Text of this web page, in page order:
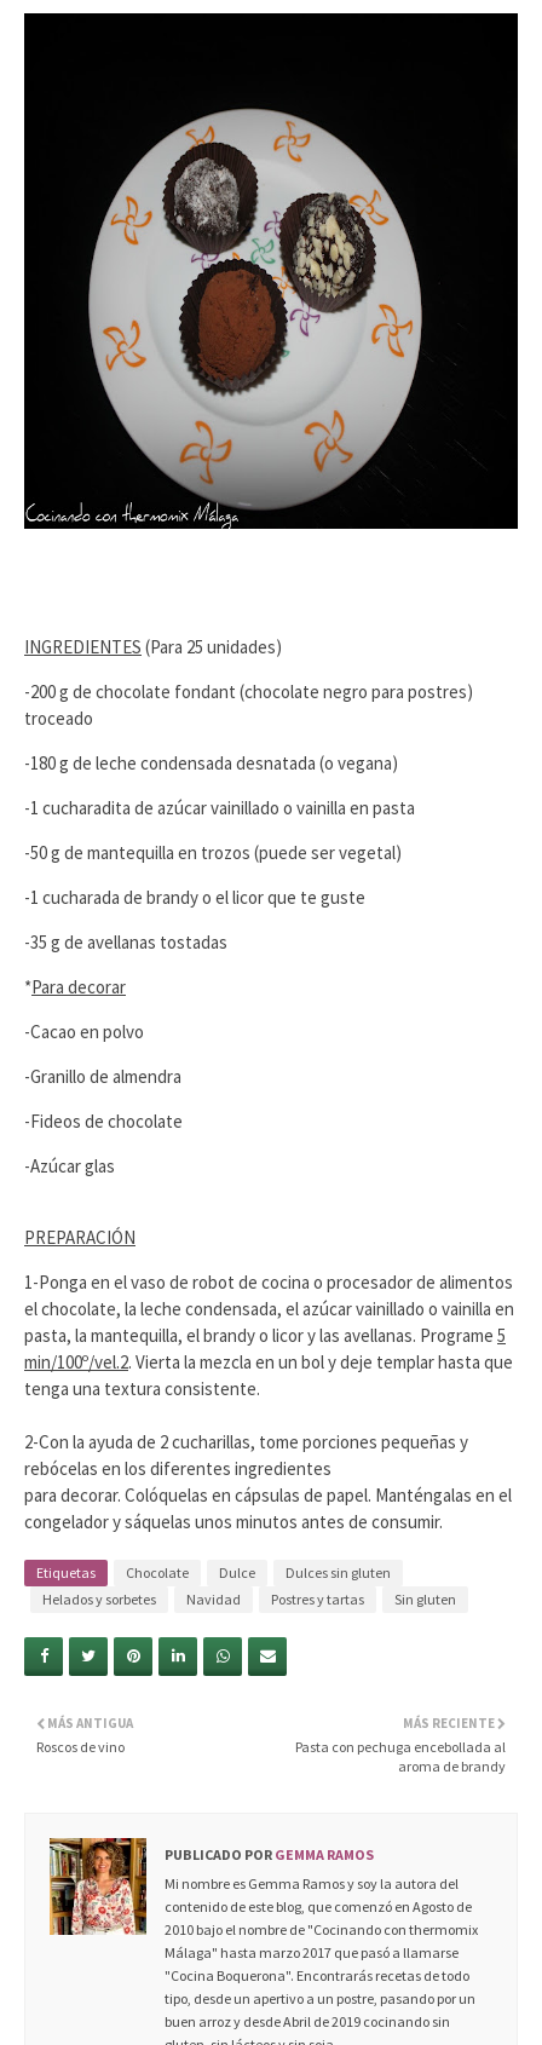
INGREDIENTES (Para 25 unidades)
-200 g de chocolate fondant (chocolate negro para postres)
troceado
-180 g de leche condensada desnatada (o vegana)
-1 cucharadita de azúcar vainillado o vainilla en pasta
-50 g de mantequilla en trozos (puede ser vegetal)
-1 cucharada de brandy o el licor que te guste
-35 g de avellanas tostadas
*Para decorar
-Cacao en polvo
-Granillo de almendra
-Fideos de chocolate
-Azúcar glas
PREPARACIÓN
1-Ponga en el vaso de robot de cocina o procesador de alimentos
el chocolate, la leche condensada, el azúcar vainillado o vainilla en
pasta, la mantequilla, el brandy o licor y las avellanas. Programe 5
min/100º/vel.2. Vierta la mezcla en un bol y deje templar hasta que
tenga una textura consistente.
2-Con la ayuda de 2 cucharillas, tome porciones pequeñas y
rebócelas en los diferentes ingredientes
para decorar. Colóquelas en cápsulas de papel. Manténgalas en el
congelador y sáquelas unos minutos antes de consumir.
Etiquetas Chocolate Dulce
Dulces sin gluten
Helados y sorbetes
Navidad Postres y tartas Sin gluten
MÁS RECIENTE
Pasta con pechuga encebollada al
aroma de brandy
MÁS ANTIGUA
Roscos de vino
PUBLICADO POR GEMMA RAMOS
Mi nombre es Gemma Ramos y soy la autora del
contenido de este blog, que comenzó en Agosto de
2010 bajo el nombre de "Cocinando con thermomix
Málaga" hasta marzo 2017 que pasó a llamarse
"Cocina Boquerona". Encontrarás recetas de todo
tipo, desde un apertivo a un postre, pasando por un
buen arroz y desde Abril de 2019 cocinando sin